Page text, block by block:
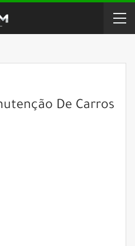
De Carros